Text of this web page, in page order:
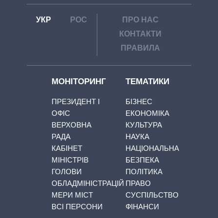
УКР РОС
ПРО НАС
КОНТАКТИ
ПРАВИЛА
МОНІТОРИНГ
ПРЕЗИДЕНТ І
ОФІС
ВЕРХОВНА
РАДА
КАБІНЕТ
МІНІСТРІВ
ГОЛОВИ
ОБЛАДМІНІСТРАЦІЙ
МЕРИ МІСТ
ВСІ ПЕРСОНИ
ТЕМАТИКИ
БІЗНЕС
ЕКОНОМІКА
КУЛЬТУРА
НАУКА
НАЦІОНАЛЬНА
БЕЗПЕКА
ПОЛІТИКА
ПРАВО
СУСПІЛЬСТВО
ФІНАНСИ